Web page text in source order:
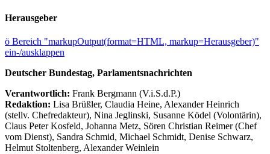
Herausgeber
ö Bereich "markupOutput(format=HTML, markup=Herausgeber)"
ein-/ausklappen
Deutscher Bundestag, Parlamentsnachrichten
Verantwortlich: Frank Bergmann (V.i.S.d.P.)
Redaktion: Lisa Brüßler, Claudia Heine, Alexander Heinrich
(stellv. Chefredakteur), Nina Jeglinski, Susanne Ködel (Volontärin),
Claus Peter Kosfeld, Johanna Metz, Sören Christian Reimer (Chef
vom Dienst), Sandra Schmid, Michael Schmidt, Denise Schwarz,
Helmut Stoltenberg, Alexander Weinlein